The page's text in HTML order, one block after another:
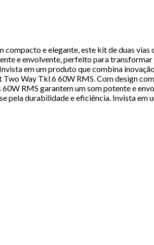
e elegante, este kit de duas
e envolvente, perfeito para
em um produto que combina
Way Tkl 6 60W RMS. Com design
RMS garantem um som potente e
pela durabilidade e eficiência. Invista em